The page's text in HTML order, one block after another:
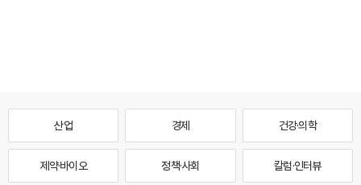
산업 경제 건강·의학
제약·바이오 정책·사회 칼럼·인터뷰